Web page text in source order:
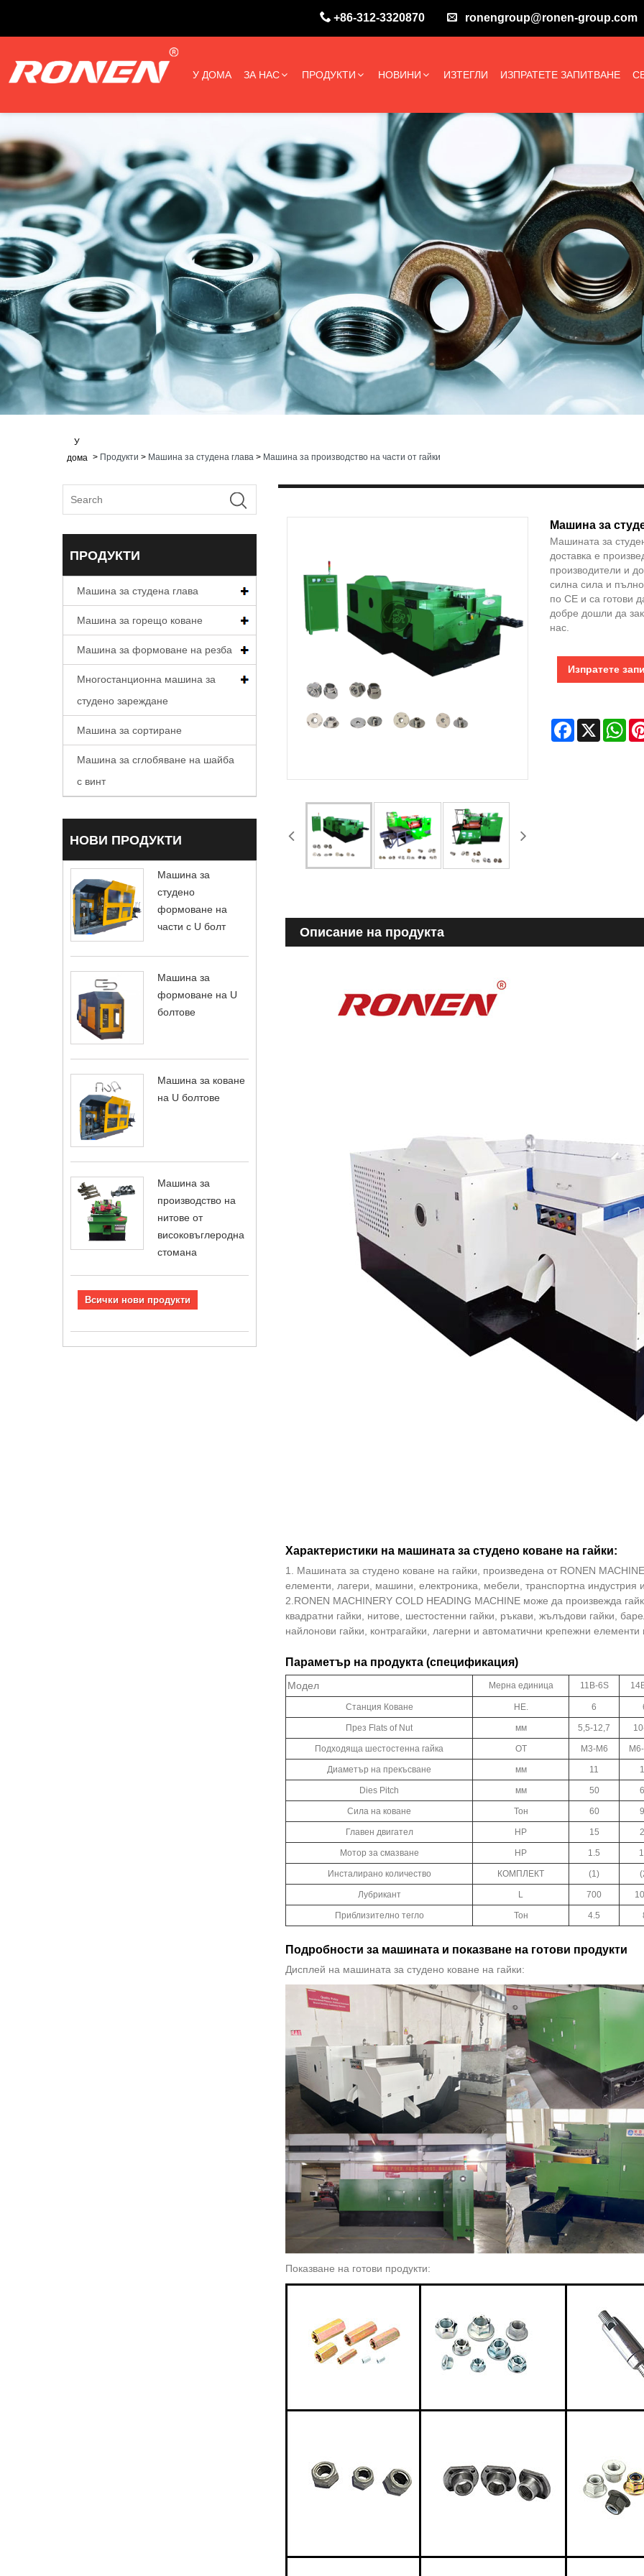
+86-312-3320870 ronengroup@ronen-group.com
У ДОМА ЗА НАС ПРОДУКТИ НОВИНИ ИЗТЕГЛИ ИЗПРАТЕТЕ ЗАПИТВАНЕ
У
дома > Продукти > Машина за студена глава > Машина за производство на части от гайки
ПРОДУКТИ
Машина за студена глава
Машина за горещо коване
Машина за формоване на резба
Многостанционна машина за
студено зареждане
Машина за сортиране
Машина за сглобяване на шайба
с винт
НОВИ ПРОДУКТИ
Машина за
студено
формоване на
части с U болт
Машина за
формоване на U
болтове
Машина за коване
на U болтове
Машина за
производство на
нитове от
високовъглеродна
стомана
Всички нови продукти
Машина за
Машината за
доставка е
производители и
силна сила и
по CE и са готови
добре дошли да
нас.
Изпратете
Facebook
X
Описание на продукта
Характеристики на машината за студено коване на гайки:
1. Машината за студено коване на гайки, произведена от RONEN
елементи, лагери, машини, електроника, мебели, транспортна индустрия
2.RONEN MACHINERY COLD HEADING MACHINE може да произвежда
квадратни гайки, нитове, шестостенни гайки, ръкави, жълъдови гайки,
найлонови гайки, контрагайки, лагерни и автоматични крепежни елементи
Параметър на продукта (спецификация)
Модел Мерна единица 11B-6S
Станция Коване НЕ. 6
През Flats of Nut мм 5,5-12,7
Подходяща шестостенна гайка ОТ М3-М6
Диаметър на прекъсване мм 11
Dies Pitch мм 50
Сила на коване Тон 60
Главен двигател HP 15
Мотор за смазване HP 1.5
Инсталирано количество КОМПЛЕКТ (1)
Лубрикант L 700
Приблизително тегло Тон 4.5
Подробности за машината и показване на готови продукти
Дисплей на машината за студено коване на гайки:
Показване на готови продукти: